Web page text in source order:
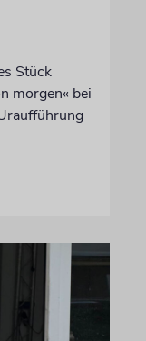
Stück
morgen« bei